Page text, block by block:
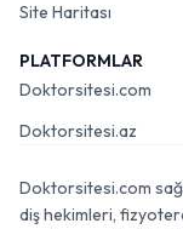
Site Haritası
PLATFORMLAR
Doktorsitesi.com
Doktorsitesi.az
Doktorsitesi.com
diş hekimleri,